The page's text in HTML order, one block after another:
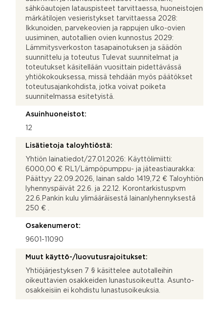
sähköautojen latauspisteet tarvittaessa, huoneistojen
märkätilojen vesieristykset tarvittaessa 2028:
Ikkunoiden, parvekeovien ja rappujen ulko-ovien
uusiminen, autotallien ovien kunnostus 2029:
Lämmitysverkoston tasapainotuksen ja säädön
suunnittelu ja toteutus Tulevat suunnitelmat ja
toteutukset käsitellään vuosittain pidettävässä
yhtiökokouksessa, missä tehdään myös päätökset
toteutusajankohdista, jotka voivat poiketa
suunnitelmassa esitetyistä.
Asuinhuoneistot:
12
Lisätietoja taloyhtiöstä:
Yhtiön lainatiedot/27.01.2026: Käyttölimiitti:
6000,00 € RL1/Lämpöpumppu- ja jäteastiaurakka:
Päättyy 22.09.2026, lainan saldo 1419,72 € Taloyhtiön
lyhennyspäivät 22.6. ja 22.12. Korontarkistuspvm
22.6.Pankin kulu ylimääräisestä lainanlyhennyksestä
250 € .
Osakenumerot:
9601-11090
Muut käyttö-/luovutusrajoitukset:
Yhtiöjärjestyksen 7 § käsittelee autotalleihin
oikeuttavien osakkeiden lunastusoikeutta. Asunto-
osakkeisiin ei kohdistu lunastusoikeuksia.